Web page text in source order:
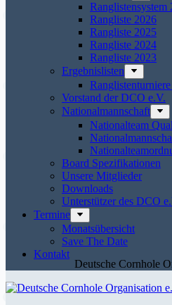
Ranglistensystem
Rangliste 2026
Rangliste 2025
Rangliste 2024
Rangliste 2023
Ergebnislisten
Vorstand der DCO e.V.
Nationalmannschaft
Nationalteam
Board Spezifikationen
Unsere Mitglieder
Downloads
Unterstützer des DCO
Termine
Monatsübersicht
Save The Date
Kontakt
Deutsche Cornhole